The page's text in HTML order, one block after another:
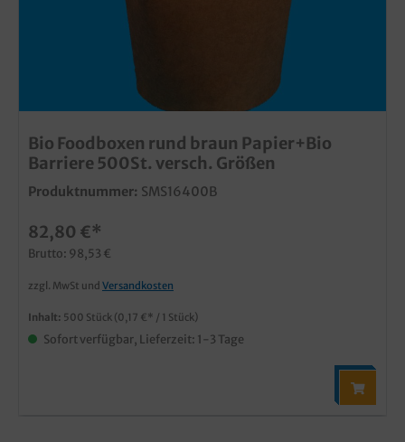
Bio Foodboxen rund braun Papier+Bio
Barriere 500St. versch. Größen
Produktnummer: SMS16400B
82,80 €*
Brutto: 98,53 €
zzgl. MwSt und Versandkosten
Inhalt: 500 Stück (0,17 €* / 1 Stück)
Sofort verfügbar, Lieferzeit: 1-3 Tage